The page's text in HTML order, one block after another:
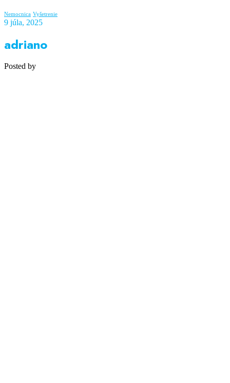
Nemocnica Vyšetrenie
9 júla, 2025
adriano
Posted by